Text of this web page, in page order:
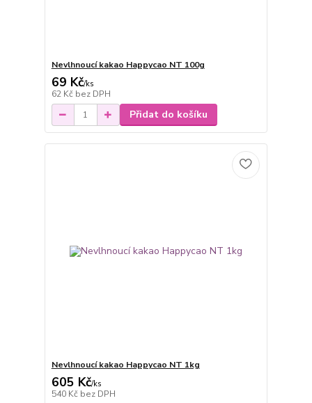
Nevlhnoucí kakao Happycao NT 100g
69 Kč/ks
62 Kč bez DPH
Přidat do košíku
Nevlhnoucí kakao Happycao NT 1kg
605 Kč/ks
540 Kč bez DPH